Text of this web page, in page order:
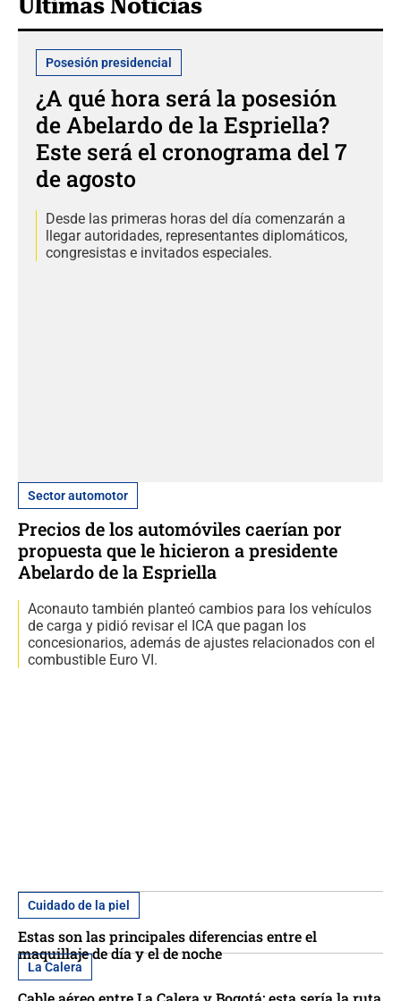
Últimas Noticias
Posesión presidencial
¿A qué hora será la posesión
de Abelardo de la Espriella?
Este será el cronograma del 7
de agosto
Desde las primeras horas del día comenzarán a
llegar autoridades, representantes diplomáticos,
congresistas e invitados especiales.
Sector automotor
Precios de los automóviles caerían por
propuesta que le hicieron a presidente
Abelardo de la Espriella
Aconauto también planteó cambios para los vehículos
de carga y pidió revisar el ICA que pagan los
concesionarios, además de ajustes relacionados con el
combustible Euro VI.
Cuidado de la piel
Estas son las principales diferencias entre el
maquillaje de día y el de noche
La Calera